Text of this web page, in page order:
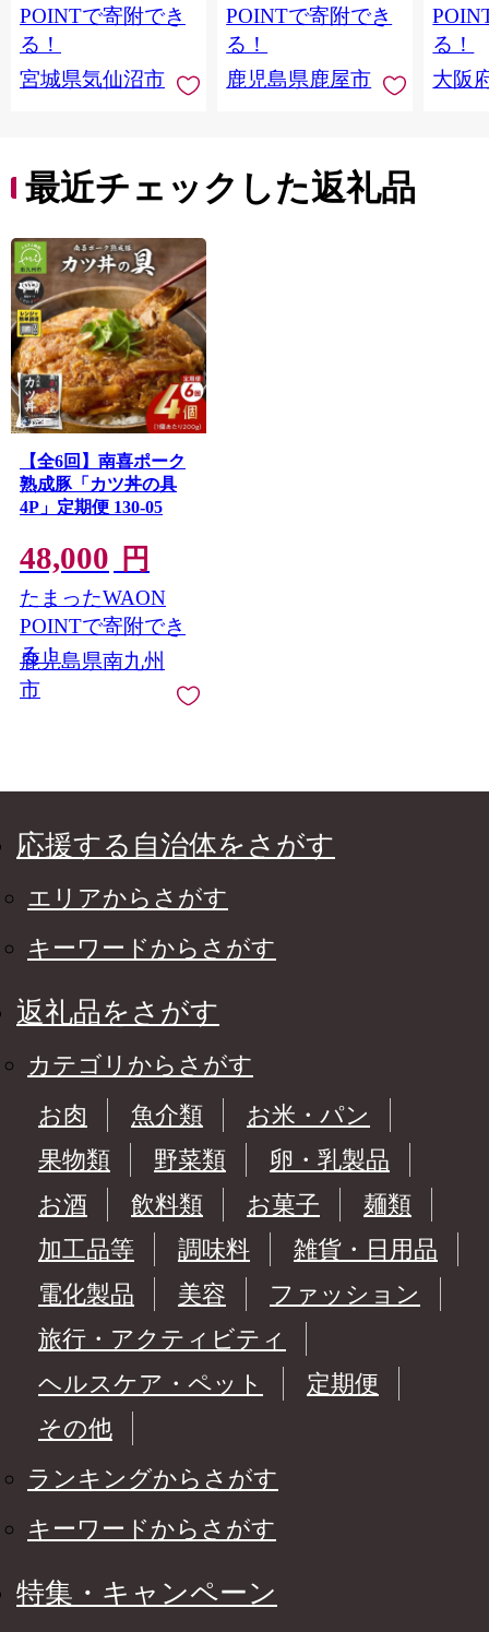
当 支援 サーモン 銀鮭
切り身 魚 わけあり
POINTで寄附でき
る！
宮城県気仙沼市
POINTで寄附でき
る！
鹿児島県鹿屋市
すめ
取り
料 ふ
堺市】
る！
大阪
最近チェックした返礼品
【全6回】南喜ポーク
熟成豚「カツ丼の具
4P」定期便 130-05
48,000 円
たまったWAON
POINTで寄附でき
る！
鹿児島県南九州
市
応援する自治体をさがす
エリアからさがす
キーワードからさがす
返礼品をさがす
カテゴリからさがす
お肉
魚介類
お米・パン
果物類
野菜類
卵・乳製品
お酒
飲料類 お菓子
麺類
加工品等
調味料
雑貨・日用品
電化製品
美容
ファッション
旅行・アクティビティ
ヘルスケア・ペット
定期便
その他
ランキングからさがす
キーワードからさがす
特集・キャンペーン